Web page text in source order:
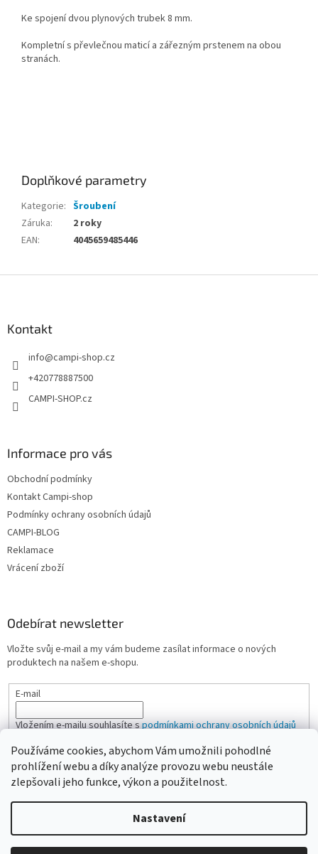
Používáme cookies, abychom Vám umožnili pohodlné
prohlížení webu a díky analýze provozu webu neustále
zlepšovali jeho funkce, výkon a použitelnost.
Nastavení
Ke spojení dvou plynových trubek 8 mm.
Kompletní s převlečnou maticí a zářezným prstenem na obou
stranách.
Doplňkové parametry
Kategorie: Šroubení
Záruka:
2 roky
EAN: 4045659485446
Kontakt
info@campi-shop.cz
+420778887500
CAMPI-SHOP.cz
Informace pro vás
Obchodní podmínky
Kontakt Campi-shop
Podmínky ochrany osobních údajů
CAMPI-BLOG
Reklamace
Vrácení zboží
Odebírat newsletter
Vložte svůj e-mail a my vám budeme zasílat informace o nových
produktech na našem e-shopu.
E-mail
Vložením e-mailu souhlasíte spodmínkami ochrany osobních údajů
PŘIHLÁSIT SE
Vytvořil Shoptet